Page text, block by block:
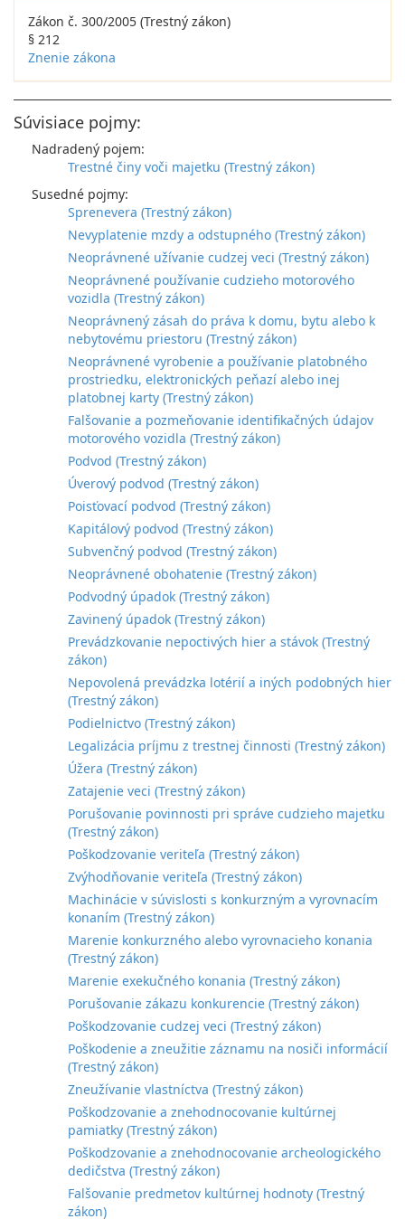
Zákon č. 300/2005 (Trestný zákon)
§ 212
Znenie zákona
Súvisiace pojmy:
Nadradený pojem:
Trestné činy voči majetku (Trestný zákon)
Susedné pojmy:
Sprenevera (Trestný zákon)
Nevyplatenie mzdy a odstupného (Trestný zákon)
Neoprávnené užívanie cudzej veci (Trestný zákon)
Neoprávnené používanie cudzieho motorového
vozidla (Trestný zákon)
Neoprávnený zásah do práva k domu, bytu alebo k
nebytovému priestoru (Trestný zákon)
Neoprávnené vyrobenie a používanie platobného
prostriedku, elektronických peňazí alebo inej
platobnej karty (Trestný zákon)
Falšovanie a pozmeňovanie identifikačných údajov
motorového vozidla (Trestný zákon)
Podvod (Trestný zákon)
Úverový podvod (Trestný zákon)
Poisťovací podvod (Trestný zákon)
Kapitálový podvod (Trestný zákon)
Subvenčný podvod (Trestný zákon)
Neoprávnené obohatenie (Trestný zákon)
Podvodný úpadok (Trestný zákon)
Zavinený úpadok (Trestný zákon)
Prevádzkovanie nepoctivých hier a stávok (Trestný
zákon)
Nepovolená prevádzka lotérií a iných podobných hier
(Trestný zákon)
Podielnictvo (Trestný zákon)
Legalizácia príjmu z trestnej činnosti (Trestný zákon)
Úžera (Trestný zákon)
Zatajenie veci (Trestný zákon)
Porušovanie povinnosti pri správe cudzieho majetku
(Trestný zákon)
Poškodzovanie veriteľa (Trestný zákon)
Zvýhodňovanie veriteľa (Trestný zákon)
Machinácie v súvislosti s konkurzným a vyrovnacím
konaním (Trestný zákon)
Marenie konkurzného alebo vyrovnacieho konania
(Trestný zákon)
Marenie exekučného konania (Trestný zákon)
Porušovanie zákazu konkurencie (Trestný zákon)
Poškodzovanie cudzej veci (Trestný zákon)
Poškodenie a zneužitie záznamu na nosiči informácií
(Trestný zákon)
Zneužívanie vlastníctva (Trestný zákon)
Poškodzovanie a znehodnocovanie kultúrnej
pamiatky (Trestný zákon)
Poškodzovanie a znehodnocovanie archeologického
dedičstva (Trestný zákon)
Falšovanie predmetov kultúrnej hodnoty (Trestný
zákon)